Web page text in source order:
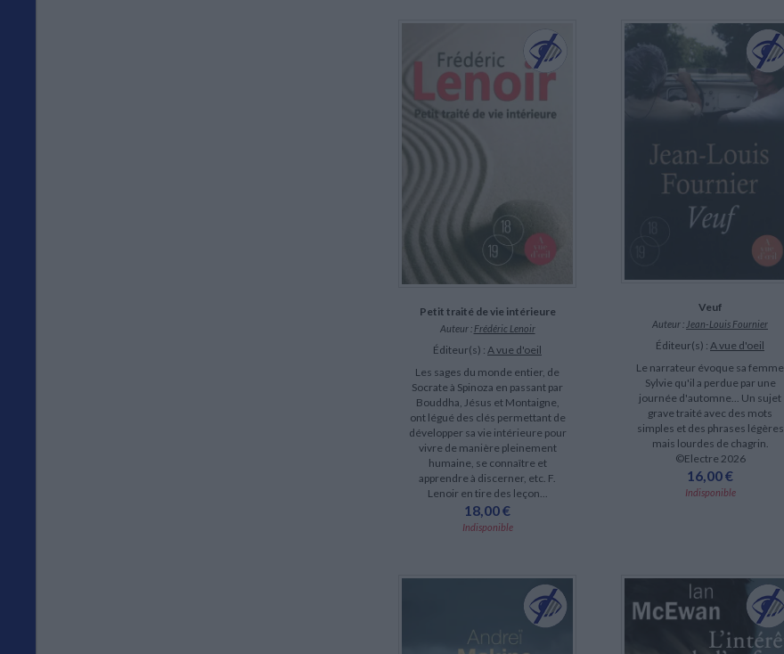
Petit traité de vie intérieure
Auteur : Frédéric Lenoir
Éditeur(s) : A vue d'oeil
Les sages du monde entier, de
Socrate à Spinoza en passant par
Bouddha, Jésus et Montaigne,
ont légué des clés permettant de
développer sa vie intérieure pour
vivre de manière pleinement
humaine, se connaître et
apprendre à discerner, etc. F.
Lenoir en tire des leçon...
18,00 €
Indisponible
Veuf
Auteur : Jean-Louis Fournier
Éditeur(s) : A vue d'oeil
Le narrateur évoque sa femme
Sylvie qu'il a perdue par une
journée d'automne... Un sujet
grave traité avec des mots
simples et des phrases légères
mais lourdes de chagrin.
©Electre 2026
16,00 €
Indisponible